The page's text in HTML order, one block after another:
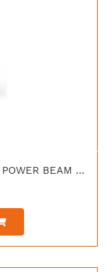
[PBE-5AC-GEN2] UBIQUITI AIR MAX POWER BEAM 5AC GEN2